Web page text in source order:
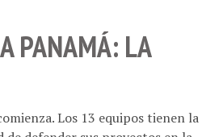
PANAMÁ: LA
Los 13 equipos tienen la
de defender sus proyectos en la